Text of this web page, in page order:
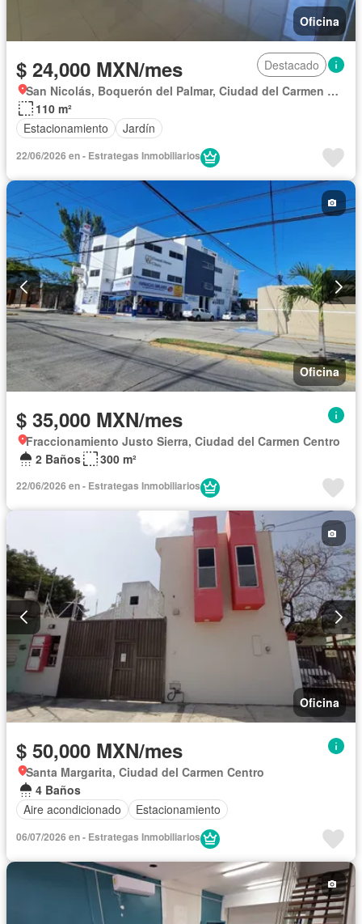
Oficina
$ 24,000 MXN/mes
Destacado
San Nicolás, Boquerón del Palmar, Ciudad del Carmen Centro
110 m²
Estacionamiento
Jardín
22/06/2026 en - Estrategas Inmobiliarios
Oficina
$ 35,000 MXN/mes
Fraccionamiento Justo Sierra, Ciudad del Carmen Centro
2 Baños
300 m²
22/06/2026 en - Estrategas Inmobiliarios
Oficina
$ 50,000 MXN/mes
Santa Margarita, Ciudad del Carmen Centro
4 Baños
Aire acondicionado
Estacionamiento
06/07/2026 en - Estrategas Inmobiliarios